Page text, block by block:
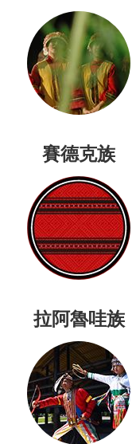
賽德克族
拉阿魯哇族